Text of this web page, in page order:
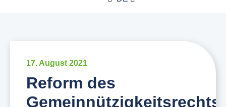
17. August 2021
Reform des
Gemeinnützigkeitsrechts: